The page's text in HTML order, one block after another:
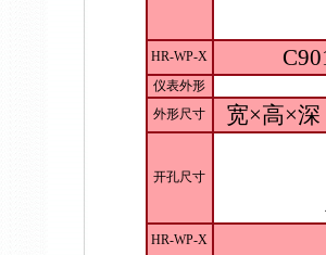
HR-WP-X
仪表外形
外形尺寸
宽×高×深
开孔尺寸
HR-WP-X